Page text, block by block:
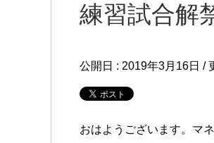
練習試合解
公開日 : 2019年3月16日 /
おはようございます。マ